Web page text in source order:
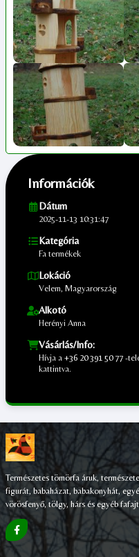
Információk
Dátum
2025-11-13 10:31:47
Kategória
Fa termékek
Lokáció
Velem, Magyarország
Alkotó
Herényi Anna
Vásárlás/Info:
Hívja a +36 20 391 50 77 -
kattintva.
Természetes tömörfa áruk,
figurát, babaházat, babakonyhát,
vörösfenyő, tölgy, hárs és egyéb